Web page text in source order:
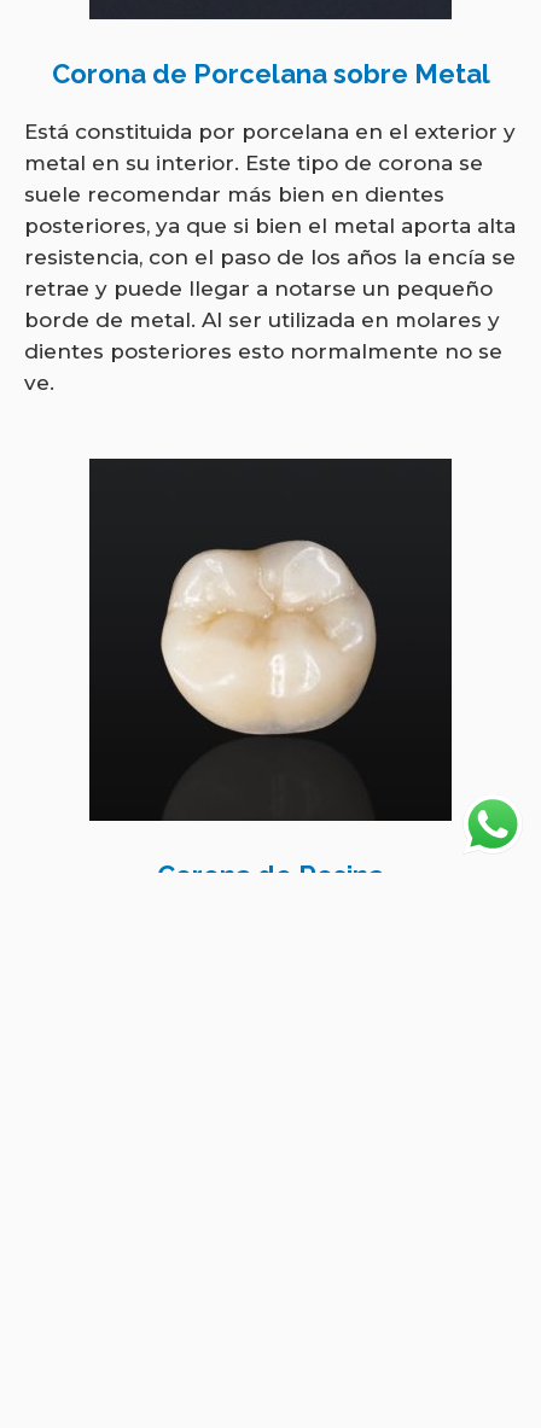
Corona de Porcelana sobre Metal
Está constituida por porcelana en el exterior y
metal en su interior. Este tipo de corona se
suele recomendar más bien en dientes
posteriores, ya que si bien el metal aporta alta
resistencia, con el paso de los años la encía se
retrae y puede llegar a notarse un pequeño
borde de metal. Al ser utilizada en molares y
dientes posteriores esto normalmente no se
ve.
Corona de Resina